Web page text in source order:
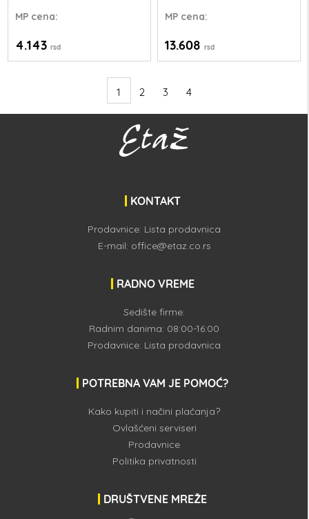
MP cena:
4.143rsd
MPcena:
13.608 rsd
1 2 3 4
KONTAKT
Prodavnice: Lista prodavnica
E-mail: office@etaz.co.rs
RADNO VREME
Sedište firme:
Radnim danima: 08:00-16:00
Prodavnice: Lista prodavnica
POTREBNA VAM JE POMOĆ?
Kako kupiti i načini plaćanja?
Ovlašćeni serviseri
Prodavnice
Politika privatnosti
DRUŠTVENE MREŽE